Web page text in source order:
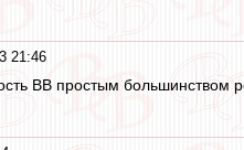
21:46
ВВ простым большинством